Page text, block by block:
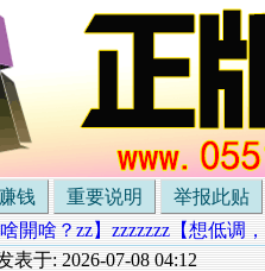
钱 重要说明
举报此贴
開啥？zz】zzzzzzz【想低调
表于: 2026-07-08 04:12